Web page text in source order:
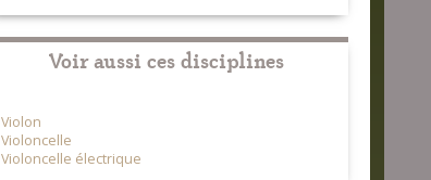
Voir aussi ces disciplines
Violon
Violoncelle
Violoncelle électrique